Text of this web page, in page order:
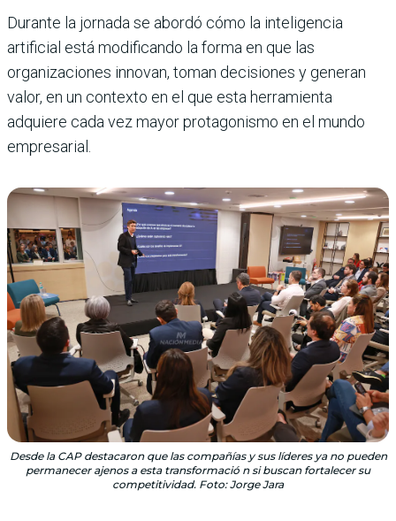
Durante la jornada se abordó cómo la inteligencia
artificial está modificando la forma en que las
organizaciones innovan, toman decisiones y generan
valor, en un contexto en el que esta herramienta
adquiere cada vez mayor protagonismo en el mundo
empresarial.
Desde la CAP destacaron que las compañías y sus líderes ya no pueden
permanecer ajenos a esta transformació n si buscan fortalecer su
competitividad. Foto: Jorge Jara